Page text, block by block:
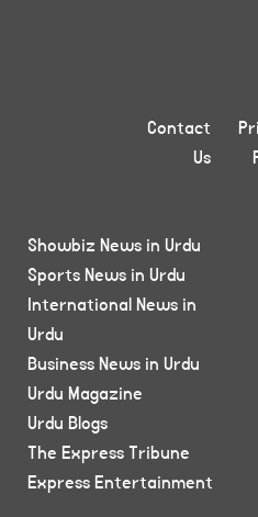
Contact
Us
Showbiz News in Urdu
Sports News in Urdu
International News in
Urdu
Business News in Urdu
Urdu Magazine
Urdu Blogs
The Express Tribune
Express Entertainment